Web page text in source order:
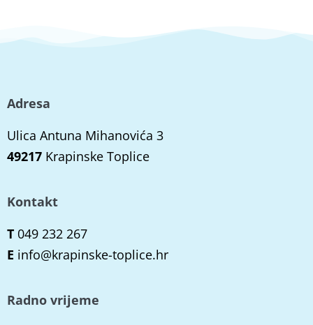
Adresa
Ulica Antuna Mihanovića 3
49217 Krapinske Toplice
Kontakt
T 049 232 267
E info@krapinske-toplice.hr
Radno vrijeme